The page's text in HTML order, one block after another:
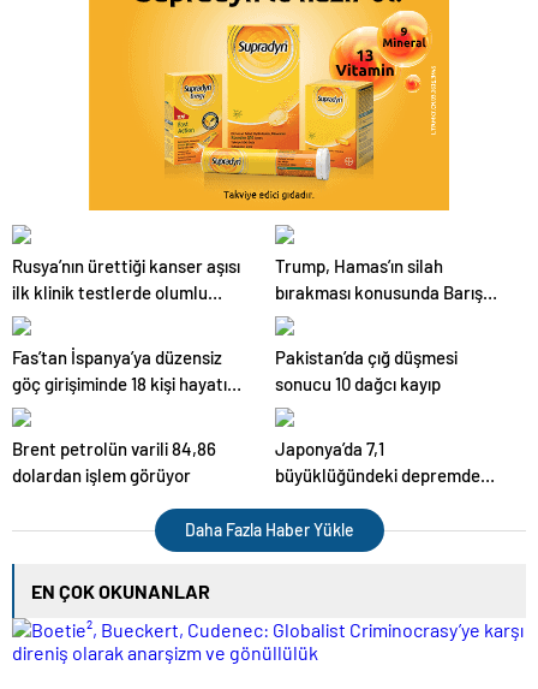
Rusya’nın ürettiği kanser aşısı
ilk klinik testlerde olumlu
sonuç verdi
Trump, Hamas’ın silah
bırakması konusunda Barış
Kurulu’nun anlaşmaya
Fas’tan İspanya’ya düzensiz
göç girişiminde 18 kişi hayatını
kaybetti
Pakistan’da çığ düşmesi
sonucu 10 dağcı kayıp
Brent petrolün varili 84,86
dolardan işlem görüyor
Japonya’da 7,1
büyüklüğündeki depremde
Daha Fazla Haber Yükle
EN ÇOK OKUNANLAR